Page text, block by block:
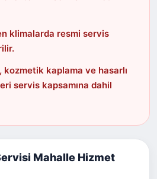
klimalarda resmi servis
kozmetik kaplama ve hasarlı
servis kapsamına dahil
Mahalle Hizmet